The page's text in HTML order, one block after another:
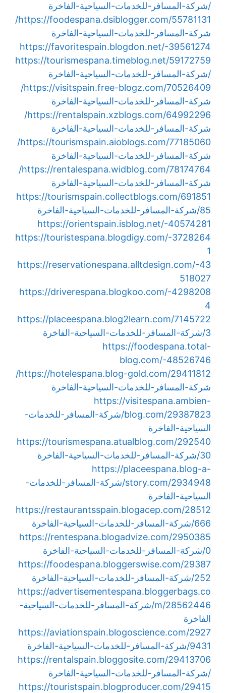
/شركة-المسافر-للخدمات-السياحية-الفاخرة
https://foodespana.dsiblogger.com/55781131/
شركة-المسافر-للخدمات-السياحية-الفاخرة
https://favoritespain.blogdon.net/-39561274
https://tourismespana.timeblog.net/59172759
/شركة-المسافر-للخدمات-السياحية-الفاخرة
https://visitspain.free-blogz.com/70526409/
شركة-المسافر-للخدمات-السياحية-الفاخرة
https://rentalspain.xzblogs.com/64992296/
شركة-المسافر-للخدمات-السياحية-الفاخرة
https://tourismspain.aioblogs.com/77185060/
شركة-المسافر-للخدمات-السياحية-الفاخرة
https://rentalespana.widblog.com/78174764/
شركة-المسافر-للخدمات-السياحية-الفاخرة
https://tourismspain.collectblogs.com/691851
85/شركة-المسافر-للخدمات-السياحية-الفاخرة
https://orientspain.isblog.net/-40574281
https://touristespana.blogdigy.com/-3728264
1
https://reservationespana.alltdesign.com/-43
518027
https://driverespana.blogkoo.com/-4298208
4
https://placeespana.blog2learn.com/7145722
3/شركة-المسافر-للخدمات-السياحية-الفاخرة
https://foodespana.total-
blog.com/-48526746
https://hotelespana.blog-gold.com/29411812/
شركة-المسافر-للخدمات-السياحية-الفاخرة
https://visitespana.ambien-
blog.com/29387823/شركة-المسافر-للخدمات-
السياحية-الفاخرة
https://tourismespana.atualblog.com/292540
30/شركة-المسافر-للخدمات-السياحية-الفاخرة
https://placeespana.blog-a-
story.com/2934948/شركة-المسافر-للخدمات-
السياحية-الفاخرة
https://restaurantsspain.blogacep.com/28512
666/شركة-المسافر-للخدمات-السياحية-الفاخرة
https://rentespana.blogadvize.com/2950385
0/شركة-المسافر-للخدمات-السياحية-الفاخرة
https://foodespana.bloggerswise.com/29387
252/شركة-المسافر-للخدمات-السياحية-الفاخرة
https://advertisementespana.bloggerbags.co
m/28562446/شركة-المسافر-للخدمات-السياحية-
الفاخرة
https://aviationspain.blogoscience.com/2927
9431/شركة-المسافر-للخدمات-السياحية-الفاخرة
https://rentalspain.bloggosite.com/29413706
/شركة-المسافر-للخدمات-السياحية-الفاخرة
https://touristspain.blogproducer.com/29415